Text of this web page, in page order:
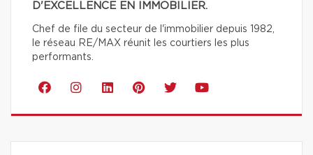
D'EXCELLENCE EN IMMOBILIER.
Chef de file du secteur de l'immobilier depuis 1982,
le réseau RE/MAX réunit les courtiers les plus
performants.